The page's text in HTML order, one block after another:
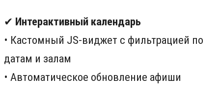
✔ Интерактивный календарь
• Кастомный JS-виджет с фильтрацией по
датам и залам
• Автоматическое обновление афиши